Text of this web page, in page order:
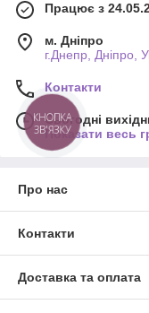
Працює з
м. Дніпро
г.Днепр, Дніпро,
Контакти
Сьогодні
Показати весь
Про нас
Контакти
Доставка та оплата
КНОПКА
ЗВ'ЯЗКУ